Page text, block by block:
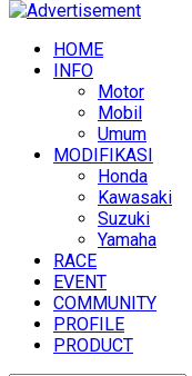
HOME
INFO
Motor
Mobil
Umum
MODIFIKASI
Honda
Kawasaki
Suzuki
Yamaha
RACE
EVENT
COMMUNITY
PROFILE
PRODUCT